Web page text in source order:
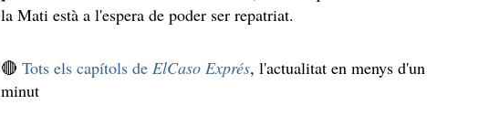
la Mati està a l'espera de poder ser repatriat.
🔴Tots els capítols deElCaso Exprés, l'actualitat en menys d'un
minut